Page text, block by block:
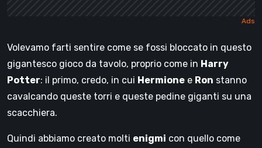
Volevamo farti sentire come se fossi bloccato in questo
gigantesco gioco da tavolo, proprio come in Harry
Potter: il primo, credo, in cui Hermione e Ron stanno
cavalcando queste torri e queste pedine giganti su una
scacchiera.
Quindi abbiamo creato molti enigmi con quello come